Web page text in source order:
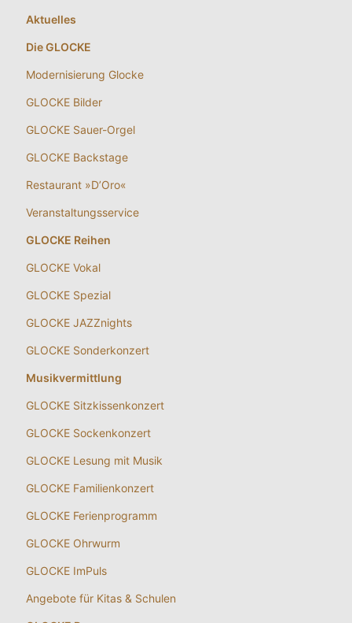
Aktuelles
Die GLOCKE
Modernisierung Glocke
GLOCKE Bilder
GLOCKE Sauer-Orgel
GLOCKE Backstage
Restaurant »D’Oro«
Veranstaltungsservice
GLOCKE Reihen
GLOCKE Vokal
GLOCKE Spezial
GLOCKE JAZZnights
GLOCKE Sonderkonzert
Musikvermittlung
GLOCKE Sitzkissenkonzert
GLOCKE Sockenkonzert
GLOCKE Lesung mit Musik
GLOCKE Familienkonzert
GLOCKE Ferienprogramm
GLOCKE Ohrwurm
GLOCKE ImPuls
Angebote für Kitas & Schulen